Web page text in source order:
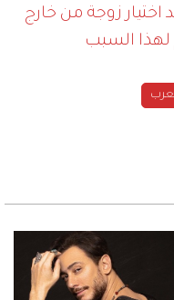
زوجة من خارج
السبب